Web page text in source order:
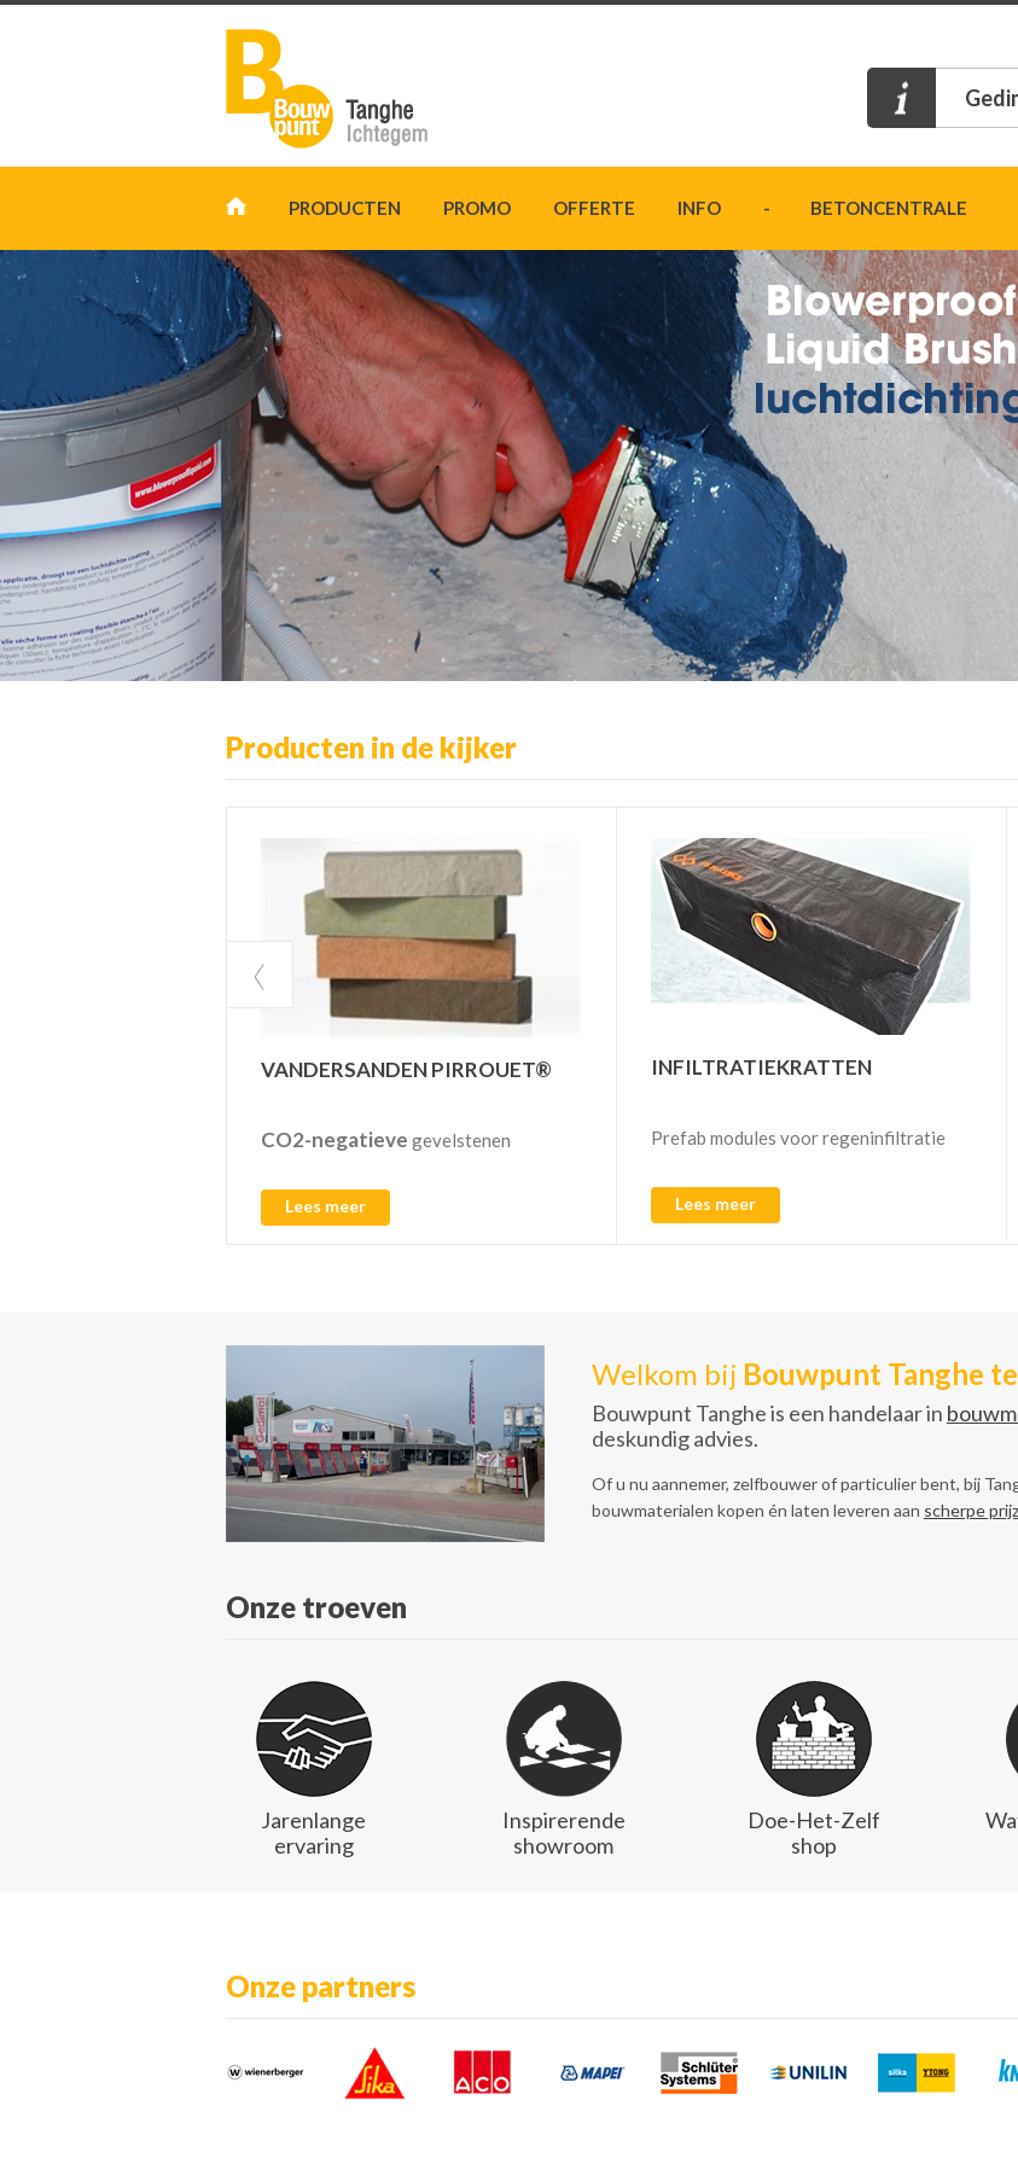
PRODUCTEN PROMO OFFERTE INFO - BETONCENTRALE
Producten in de kijker
VANDERSANDEN PIRROUET®
CO2-negatieve gevelstenen
Lees meer
INFILTRATIEKRATTEN
Prefab modules voor regeninfiltratie
Lees meer
Welkom bij Bouwpunt Tanghe
Bouwpunt Tanghe is een handelaar in
deskundig advies.
Of u nu aannemer, zelfbouwer of particulier bent, bij
bouwmaterialen kopen én laten leveren aan scherpe
Onze troeven
Jarenlange
ervaring
Inspirerende
showroom
Doe-Het-Zelf
shop
Onze partners